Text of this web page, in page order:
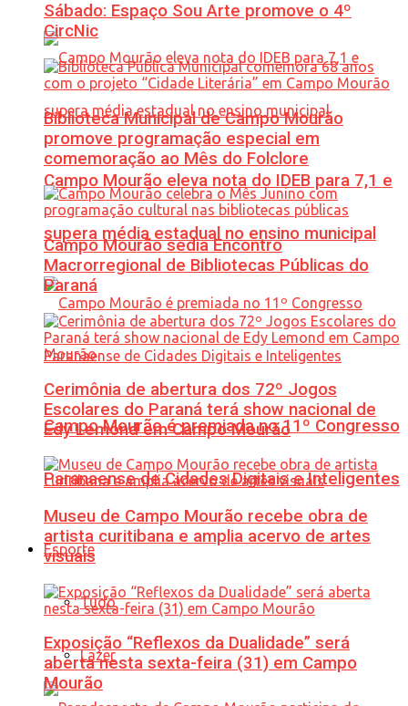
Campo Mourão eleva nota do IDEB para 7,1 e
supera média estadual no ensino municipal
Campo Mourão é premiada no 11º Congresso
Paranaense de Cidades Digitais e Inteligentes
Esporte
Tudo
Lazer
Sábado: Espaço Sou Arte promove o 4º
CircNic
Biblioteca Municipal de Campo Mourão
promove programação especial em
comemoração ao Mês do Folclore
Campo Mourão sedia Encontro
Macrorregional de Bibliotecas Públicas do
Paraná
Cerimônia de abertura dos 72º Jogos
Escolares do Paraná terá show nacional de
Edy Lemond em Campo Mourão
Museu de Campo Mourão recebe obra de
artista curitibana e amplia acervo de artes
visuais
Exposição “Reflexos da Dualidade” será
aberta nesta sexta-feira (31) em Campo
Mourão